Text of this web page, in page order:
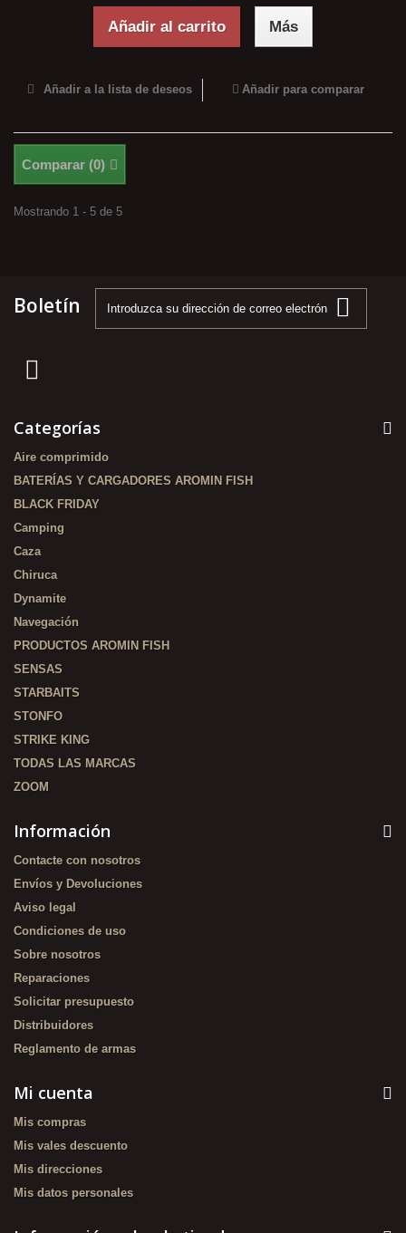
Añadir al carrito Más
Añadir a la lista de deseos Añadir para comparar
Comparar (0)
Mostrando 1 - 5 de 5
Boletín
Categorías
Aire comprimido
BATERÍAS Y CARGADORES AROMIN FISH
BLACK FRIDAY
Camping
Caza
Chiruca
Dynamite
Navegación
PRODUCTOS AROMIN FISH
SENSAS
STARBAITS
STONFO
STRIKE KING
TODAS LAS MARCAS
ZOOM
Información
Contacte con nosotros
Envíos y Devoluciones
Aviso legal
Condiciones de uso
Sobre nosotros
Reparaciones
Solicitar presupuesto
Distribuidores
Reglamento de armas
Mi cuenta
Mis compras
Mis vales descuento
Mis direcciones
Mis datos personales